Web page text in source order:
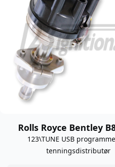
Rolls Royce Bentley
123\TUNE USB
tenningsdistributør